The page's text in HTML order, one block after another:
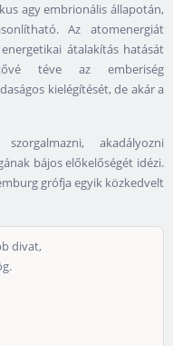
agy embrionális állapotán,
Az atomenergiát
átalakítás hatását
téve az emberiség
kielégítését, de akár a
akadályozni
bájos előkelőségét idézi.
grófja egyik közkedvelt
divat,